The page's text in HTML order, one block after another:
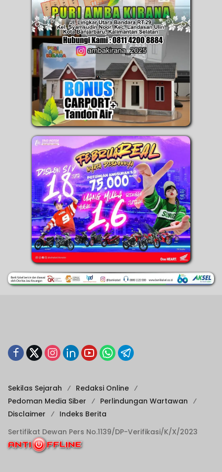
Sekilas Sejarah
Redaksi Online
Pedoman Media Siber
Perlindungan Wartawan
Disclaimer
Indeks Berita
Sertifikat Dewan Pers No.1139/DP-Verifikasi/K/X/2023